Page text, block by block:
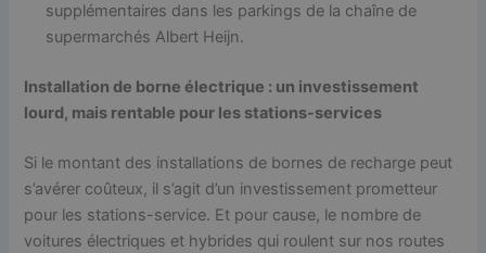
supplémentaires dans les parkings de la chaîne de
supermarchés Albert Heijn.
Installation de borne électrique : un investissement
lourd, mais rentable pour les stations-services
Si le montant des installations de bornes de recharge peut
s’avérer coûteux, il s’agit d’un investissement prometteur
pour les stations-service. Et pour cause, le nombre de
voitures électriques et hybrides qui roulent sur nos routes